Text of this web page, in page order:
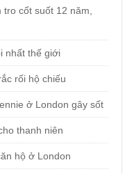
cốt suốt 12 năm,
nhất thế giới
rối hộ chiếu
ở London gây sốt
thanh niên
hộ ở London